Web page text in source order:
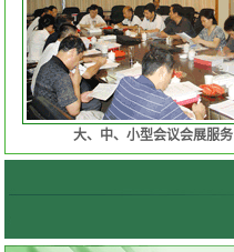
大、中、小型会议会展服务